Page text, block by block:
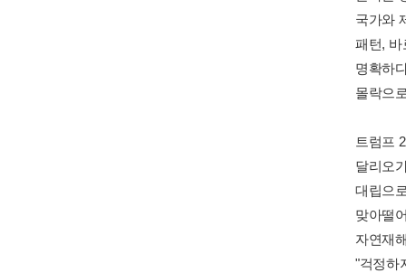
국가와
패턴, 바
명확하
몰락으
트럼프
달리오
대립으
맞아떨
자연재
"걱정하